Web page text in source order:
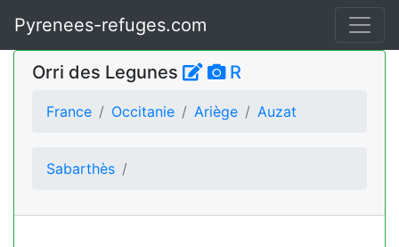
Pyrenees-refuges.com
Orri des Legunes R
France Occitanie Ariège Auzat
Sabarthès